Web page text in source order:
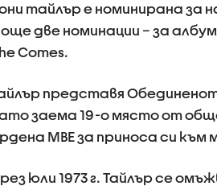
тайлър е номинирана за
още две номинации – за
Comes.
представя
заема 19-о място от
MBE за приноса си към
юли 1973 г. Тайлър се